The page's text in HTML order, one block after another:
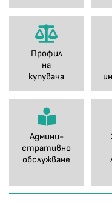
Профил
на
купувача
Админи-
стративно
обслужване